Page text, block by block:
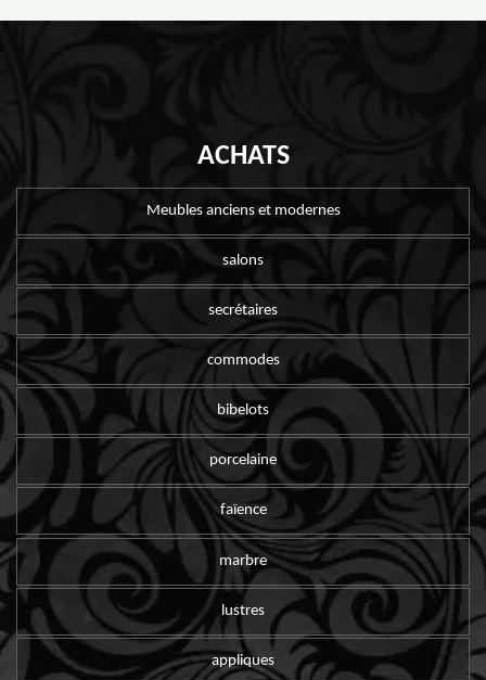
ACHATS
Meubles anciens et modernes
salons
secrétaires
commodes
bibelots
porcelaine
faïence
marbre
lustres
appliques